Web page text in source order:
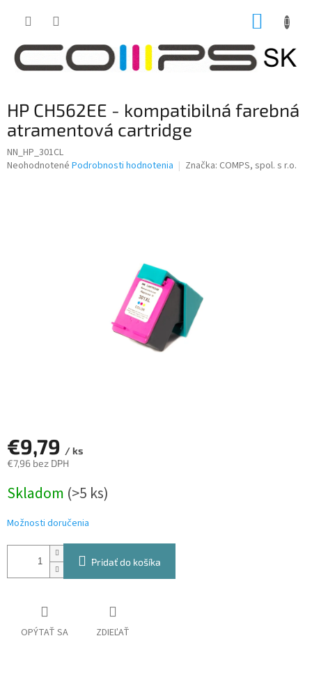
HP CH562EE - kompatibilná farebná
atramentová cartridge
NN_HP_301CL
Priemerné
Neohodnotené Podrobnosti hodnotenia Značka: COMPS, spol. s r.o.
€9,79 / ks
€7,96 bez DPH
cena:
Skladom (>5 ks)
Možnosti doručenia
Pridať do košíka
OPÝTAŤ SA ZDIEĽAŤ